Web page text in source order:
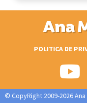
Ana
POLITICA DE
© CopyRight 2009-2026